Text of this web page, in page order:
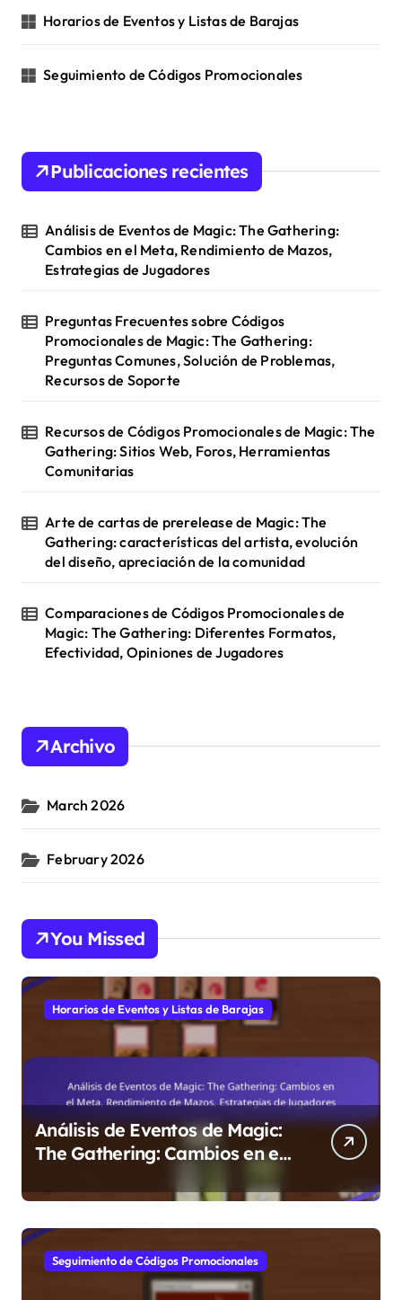
Horarios de Eventos y Listas de Barajas
Seguimiento de Códigos Promocionales
Publicaciones recientes
Análisis de Eventos de Magic: The Gathering:
Cambios en el Meta, Rendimiento de Mazos,
Estrategias de Jugadores
Preguntas Frecuentes sobre Códigos
Promocionales de Magic: The Gathering:
Preguntas Comunes, Solución de Problemas,
Recursos de Soporte
Recursos de Códigos Promocionales de Magic: The
Gathering: Sitios Web, Foros, Herramientas
Comunitarias
Arte de cartas de prerelease de Magic: The
Gathering: características del artista, evolución
del diseño, apreciación de la comunidad
Comparaciones de Códigos Promocionales de
Magic: The Gathering: Diferentes Formatos,
Efectividad, Opiniones de Jugadores
Archivo
March 2026
February 2026
You Missed
Horarios de Eventos y Listas de Barajas
Análisis de Eventos de Magic:
The Gathering: Cambios en el
Estrategias de Jugadores
Seguimiento de Códigos Promocionales